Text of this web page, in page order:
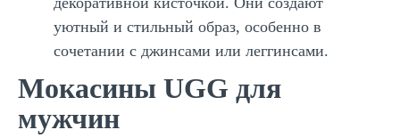
уютный и стильный образ, особенно в
сочетании с джинсами или леггинсами.
Мокасины UGG для
мужчин